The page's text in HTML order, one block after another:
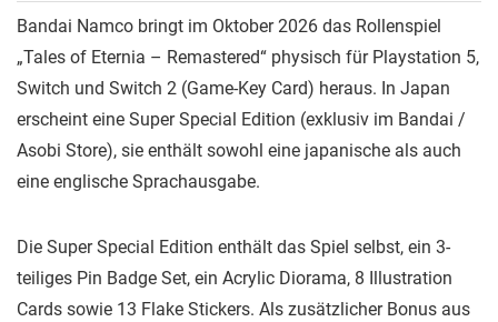
Bandai Namco bringt im Oktober 2026 das Rollenspiel
„Tales of Eternia – Remastered“ physisch für Playstation 5,
Switch und Switch 2 (Game-Key Card) heraus. In Japan
erscheint eine Super Special Edition (exklusiv im Bandai /
Asobi Store), sie enthält sowohl eine japanische als auch
eine englische Sprachausgabe.
Die Super Special Edition enthält das Spiel selbst, ein 3-
teiliges Pin Badge Set, ein Acrylic Diorama, 8 Illustration
Cards sowie 13 Flake Stickers. Als zusätzlicher Bonus aus